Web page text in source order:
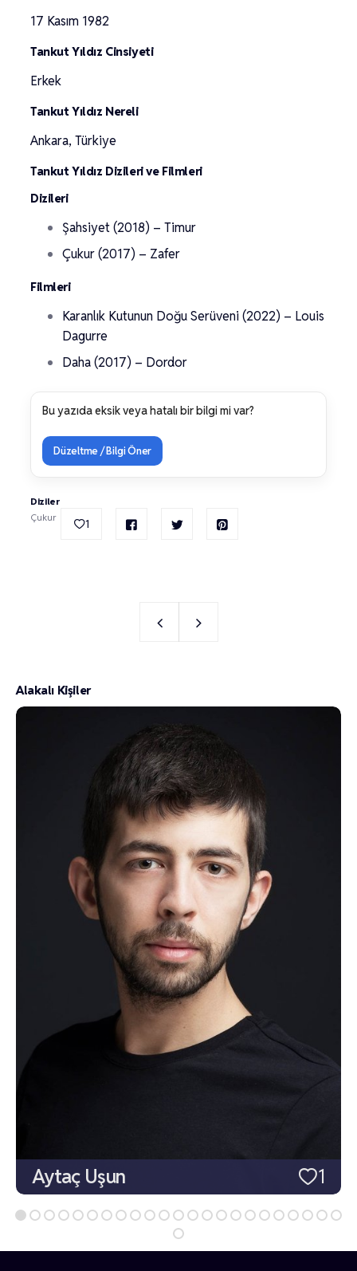
17 Kasım 1982
Tankut Yıldız Cinsiyeti
Erkek
Tankut Yıldız Nereli
Ankara, Türkiye
Tankut Yıldız Dizileri ve Filmleri
Dizileri
Şahsiyet (2018) – Timur
Çukur (2017) – Zafer
Filmleri
Karanlık Kutunun Doğu Serüveni (2022) – Louis
Dagurre
Daha (2017) – Dordor
Bu yazıda eksik veya hatalı bir bilgi mi var?
Düzeltme / Bilgi Öner
Diziler
Çukur
1
Alakalı Kişiler
1
Aytaç Uşun